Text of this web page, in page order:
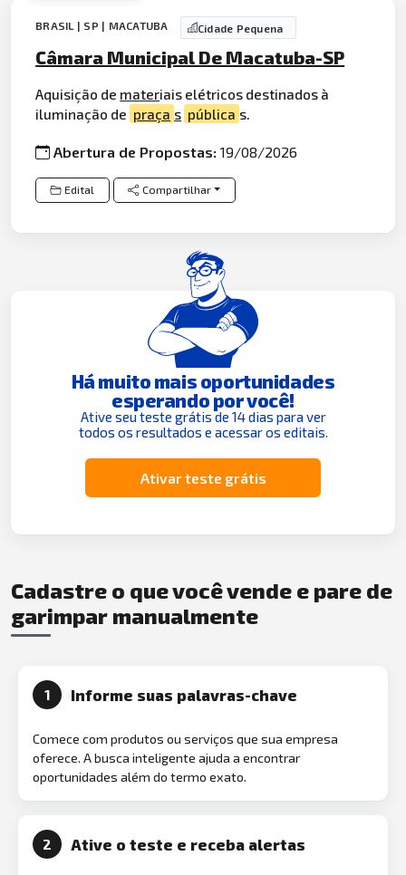
BRASIL | SP | MACATUBA Cidade Pequena
Câmara Municipal De Macatuba-SP
Aquisição de materiais elétricos destinados à
iluminação de praça s pública s.
Abertura de Propostas:19/08/2026
Edital Compartilhar
Há muito mais oportunidades
esperando por você!
Ative seu teste grátis de 14 dias para ver
todos os resultados e acessar os editais.
Ativar teste grátis
Cadastre o que você vende e pare de
garimpar manualmente
1 Informe suas palavras-chave
Comece com produtos ou serviços que sua empresa
oferece. A busca inteligente ajuda a encontrar
oportunidades além do termo exato.
2 Ative o teste e receba alertas